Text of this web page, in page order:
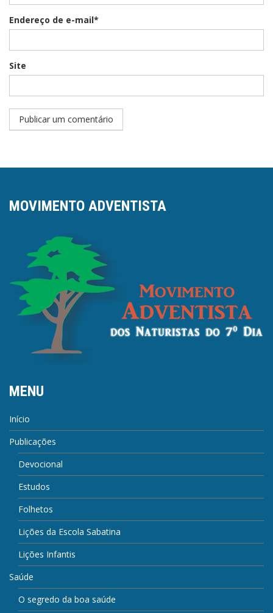
Endereço de e-mail*
Site
MOVIMENTO ADVENTISTA
MENU
Início
Publicações
Devocional
Estudos
Folhetos
Lições da Escola Sabatina
Lições Infantis
Saúde
O segredo da boa saúde